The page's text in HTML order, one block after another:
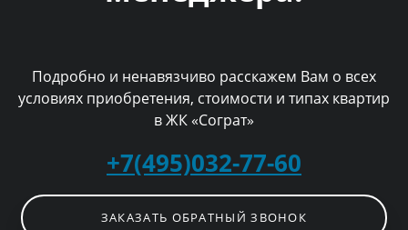
Подробно и ненавязчиво расскажем Вам о всех
условиях приобретения, стоимости и типах квартир
в ЖК «Сограт»
+7(495)032-77-60
ЗАКАЗАТЬ ОБРАТНЫЙ ЗВОНОК